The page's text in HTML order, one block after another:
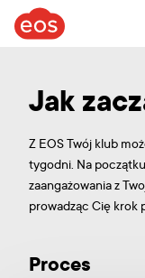
eosclub.app
Jak
Z EOS Twój klub
tygodni. Na
zaangażowania z
prowadząc Cię krok
Proces